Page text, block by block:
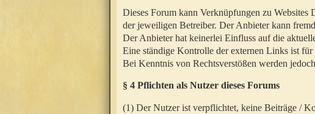
Dieses Forum kann Verknüpfungen zu
der jeweiligen Betreiber. Der Anbieter kann
Der Anbieter hat keinerlei Einfluss auf die
Eine ständige Kontrolle der externen Links ist
Bei Kenntnis von Rechtsverstößen werden
§ 4 Pflichten als Nutzer dieses Forums
(1) Der Nutzer ist verpflichtet, keine Beiträge /